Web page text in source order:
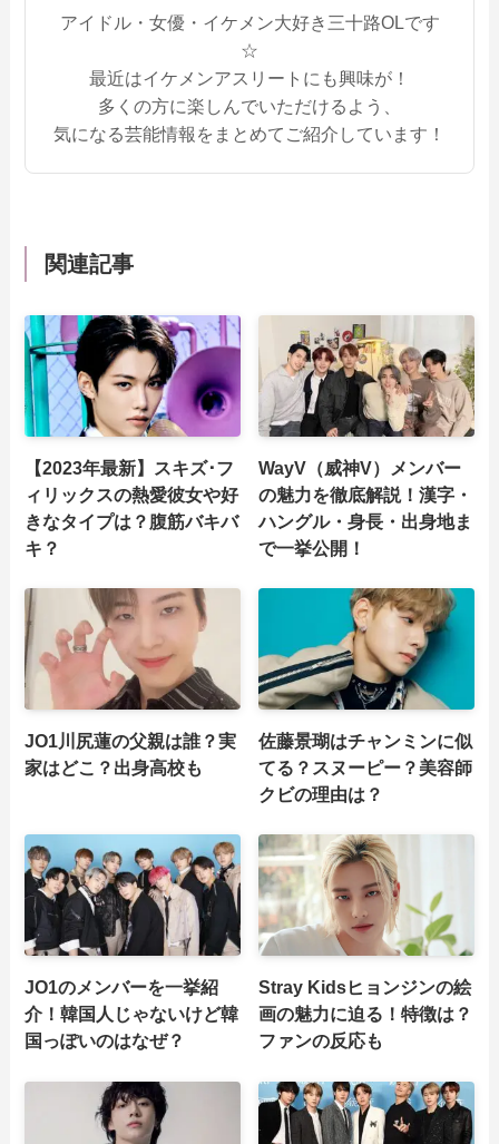
アイドル・女優・イケメン大好き三十路OLです
☆
最近はイケメンアスリートにも興味が！
多くの方に楽しんでいただけるよう、
気になる芸能情報をまとめてご紹介しています！
関連記事
【2023年最新】スキズ･フ
ィリックスの熱愛彼女や好
きなタイプは？腹筋バキバ
キ？
WayV（威神V）メンバー
の魅力を徹底解説！漢字・
ハングル・身長・出身地ま
で一挙公開！
JO1川尻蓮の父親は誰？実
家はどこ？出身高校も
佐藤景瑚はチャンミンに似
てる？スヌーピー？美容師
クビの理由は？
JO1のメンバーを一挙紹
介！韓国人じゃないけど韓
国っぽいのはなぜ？
Stray Kidsヒョンジンの絵
画の魅力に迫る！特徴は？
ファンの反応も